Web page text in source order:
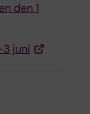
den 1
juni